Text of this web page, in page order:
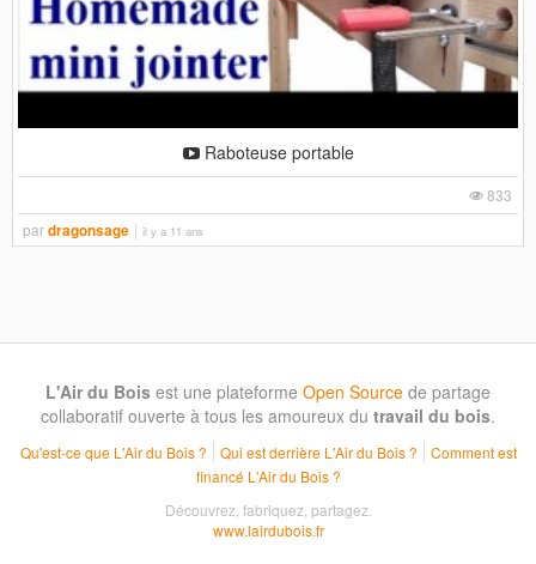
Raboteuse portable
833
pardragonsage il y a 11 ans
L'Air du Bois est une plateforme Open Source de partage
collaboratif ouverte à tous les amoureux du travail du bois.
Qu'est-ce que L'Air du Bois ? Qui est derrière L'Air du Bois ?
Comment est
financé L'Air du Bois ?
Découvrez, fabriquez, partagez.
www.lairdubois.fr